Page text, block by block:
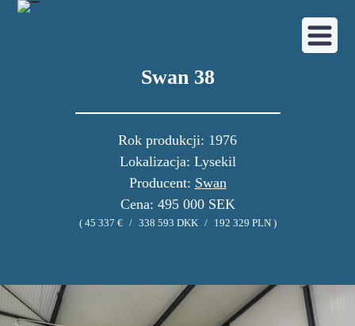
Swan 38
Rok produkcji: 1976
Lokalizacja: Lysekil
Producent: Swan
Cena: 495 000 SEK
( 45 337 € / 338 593 DKK / 192 329 PLN )